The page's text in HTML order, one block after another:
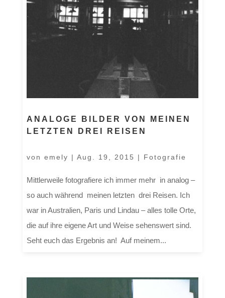
ANALOGE BILDER VON MEINEN
LETZTEN DREI REISEN
von emely | Aug. 19, 2015 | Fotografie
Mittlerweile fotografiere ich immer mehr in analog –
so auch während meinen letzten drei Reisen. Ich
war in Australien, Paris und Lindau – alles tolle Orte,
die auf ihre eigene Art und Weise sehenswert sind.
Seht euch das Ergebnis an! Auf meinem...